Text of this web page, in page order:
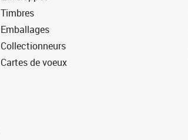
Timbres
Emballages
Collectionneurs
Cartes de voeux